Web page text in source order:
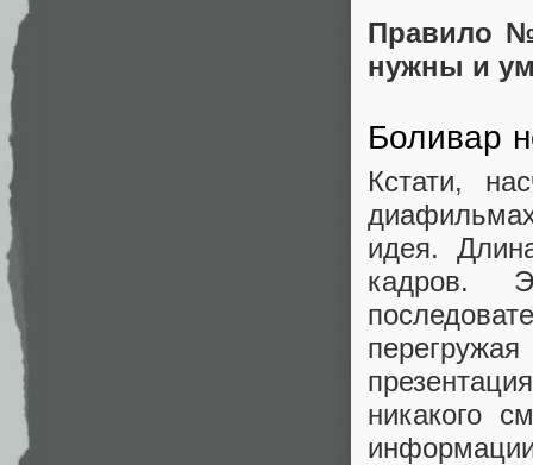
Правило
нужны и
Боливар
Кстати,
идея.
кадров.
никакого